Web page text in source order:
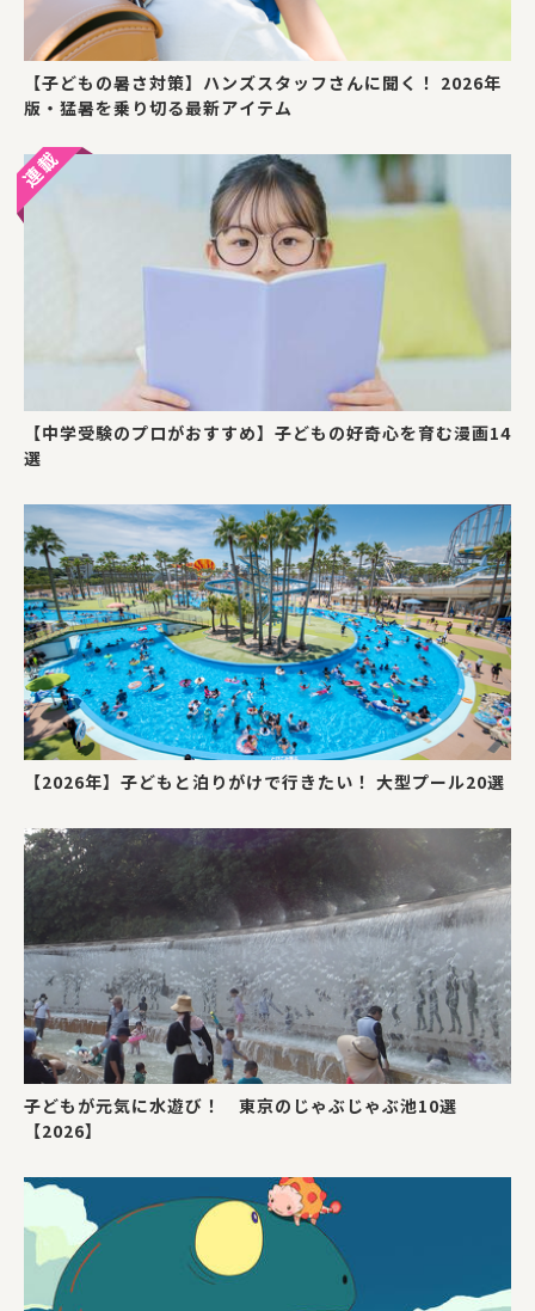
【子どもの暑さ対策】ハンズスタッフさんに聞く！ 2026年
版・猛暑を乗り切る最新アイテム
【中学受験のプロがおすすめ】子どもの好奇心を育む漫画14
選
【2026年】子どもと泊りがけで行きたい！ 大型プール20選
子どもが元気に水遊び！ 東京のじゃぶじゃぶ池10選
【2026】